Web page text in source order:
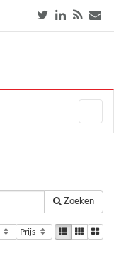
Zoeken
Prijs